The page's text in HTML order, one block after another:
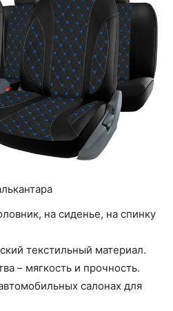
на сиденье, на спинку
текстильный материал.
– мягкость и прочность.
салонах для